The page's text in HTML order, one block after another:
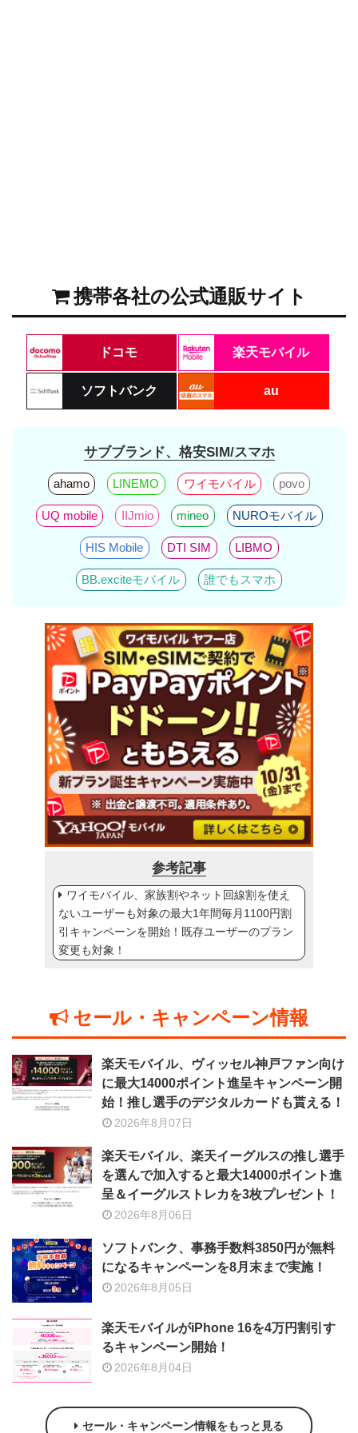
携帯各社の公式通販サイト
ドコモ 楽天モバイル
ソフトバンク au
サブブランド、格安SIM/スマホ
ahamo LINEMO ワイモバイル povo
UQ mobile IIJmio mineo NUROモバイル
HIS Mobile DTI SIM LIBMO
BB.exciteモバイル 誰でもスマホ
参考記事
ワイモバイル、家族割やネット回線割を使え
ないユーザーも対象の最大1年間毎月1100円割
引キャンペーンを開始！既存ユーザーのプラン
変更も対象！
セール・キャンペーン情報
楽天モバイル、ヴィッセル神戸ファン向け
に最大14000ポイント進呈キャンペーン開
始！推し選手のデジタルカードも貰える！
2026年8月07日
楽天モバイル、楽天イーグルスの推し選手
を選んで加入すると最大14000ポイント進
呈＆イーグルストレカを3枚プレゼント！
2026年8月06日
ソフトバンク、事務手数料3850円が無料
になるキャンペーンを8月末まで実施！
2026年8月05日
楽天モバイルがiPhone 16を4万円割引す
るキャンペーン開始！
2026年8月04日
セール・キャンペーン情報をもっと見る